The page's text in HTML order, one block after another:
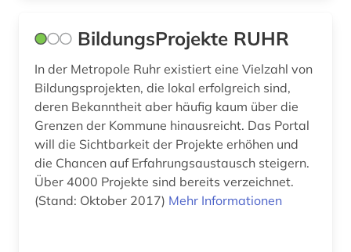
australien (4)
auswanderung (2)
authentizität (1)
BildungsProjekte RUHR
In der Metropole Ruhr existiert eine Vielzahl von
Bildungsprojekten, die lokal erfolgreich sind,
deren Bekanntheit aber häufig kaum über die
Grenzen der Kommune hinausreicht. Das Portal
will die Sichtbarkeit der Projekte erhöhen und
die Chancen auf Erfahrungsaustausch steigern.
Über 4000 Projekte sind bereits verzeichnet.
(Stand: Oktober 2017) Mehr Informationen